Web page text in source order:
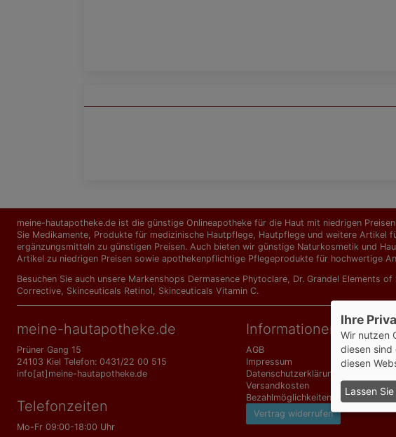
meine-hautapotheke.de ist die günstige Onlineapotheke für die Haut mit niedrigen
Sie Medikamente, Produkte für medizinische Hautpflege, Hautpflege und weitere
ergänzungs­mitteln zu günstigen Preisen. Auch bieten wir günstige Naturkosmetik und
Artikel zu niedrigen Preisen sowie apothekenpflichtige Pflegeprodukte für hochwertige
Besuchen Sie auch unsere Markenshops Dermasence Phytoclare, Dr. Grandel Elements of
Corrective, Skinceuticals Retinol, Skinceuticals Vitamin C.
meine-hautapotheke.de
Prüner Gang 15
24103 Kiel Telefon: 0431/22 00 515
info[at]meine-hautapotheke.de
Telefonzeiten
Mo-Fr 09:00-18:00 Uhr
Informationen
AGB
Impressum
Datenschutzerklärung
Versandkosten
Bezahlmöglichkeiten
Vertrag widerrufen
Ihre
Wir nutzen
diesen sind
diesen
Lassen